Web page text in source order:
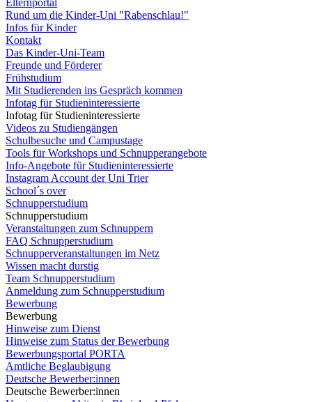
Elternportal
Rund um die Kinder-Uni "Rabenschlau!"
Infos für Kinder
Kontakt
Das Kinder-Uni-Team
Freunde und Förderer
Frühstudium
Mit Studierenden ins Gespräch kommen
Infotag für Studieninteressierte
Infotag für Studieninteressierte
Videos zu Studiengängen
Schulbesuche und Campustage
Tools für Workshops und Schnupperangebote
Info-Angebote für Studieninteressierte
Instagram Account der Uni Trier
School´s over
Schnupperstudium
Schnupperstudium
Veranstaltungen zum Schnuppern
FAQ Schnupperstudium
Schnupperveranstaltungen im Netz
Wissen macht durstig
Team Schnupperstudium
Anmeldung zum Schnupperstudium
Bewerbung
Bewerbung
Hinweise zum Dienst
Hinweise zum Status der Bewerbung
Bewerbungsportal PORTA
Amtliche Beglaubigung
Deutsche Bewerber:innen
Deutsche Bewerber:innen